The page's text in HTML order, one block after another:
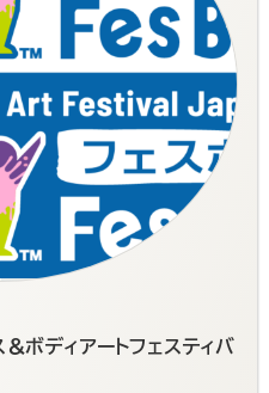
ボディアートフェスティバ